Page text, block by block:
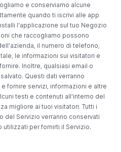
e conserviamo alcune
quando ti iscrivi alle app
l'applicazione sul tuo Negozio
che raccogliamo possono
il numero di telefono,
le informazioni sui visitatori e
Inoltre, qualsiasi email o
Questi dati verranno
fornire servizi, informazioni e altre
testi e contenuti all'interno del
migliore ai tuoi visitatori. Tutti i
del Servizio verranno conservati
utilizzati per fornirti il ​​Servizio.